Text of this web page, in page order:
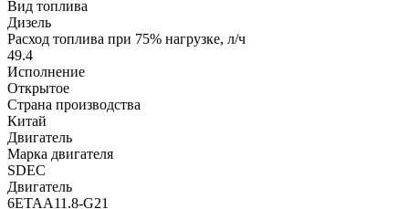
Вид топлива
Дизель
Расход топлива при 75% нагрузке, л/ч
49.4
Исполнение
Открытое
Страна производства
Китай
Двигатель
Марка двигателя
SDEC
Двигатель
6ETAA11.8-G21